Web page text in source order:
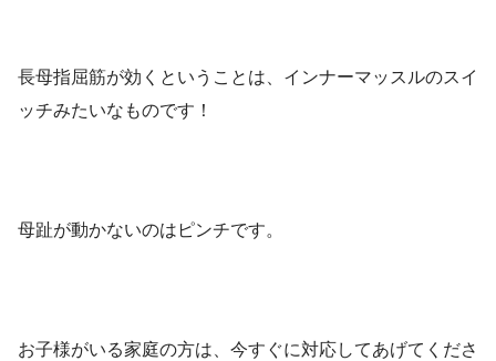
長母指屈筋が効くということは、インナーマッスルのスイ
ッチみたいなものです！
母趾が動かないのはピンチです。
お子様がいる家庭の方は、今すぐに対応してあげてくださ